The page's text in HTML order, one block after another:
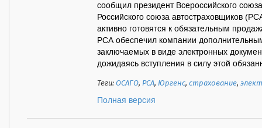
сообщил президент Всероссийского
Российского союза автостраховщиков
активно готовятся к обязательным
РСА обеспечил компании
заключаемых в виде электронных
дожидаясь вступления в силу этой
Теги:ОСАГО, РСА, Юргенс,страхование,
Полная версия